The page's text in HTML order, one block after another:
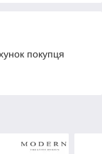
покупця